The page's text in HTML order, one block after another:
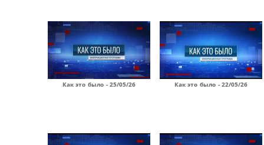
Как это было - 25/05/26 Как это было - 22/05/26